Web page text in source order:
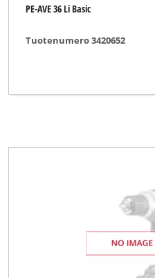
PE-AVE 36 Li Basic
Tuotenumero 3420652